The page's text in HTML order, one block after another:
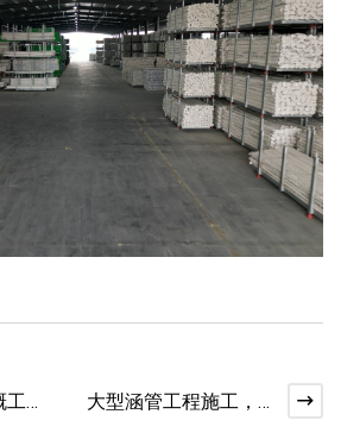
工
大型涵管工程施工，